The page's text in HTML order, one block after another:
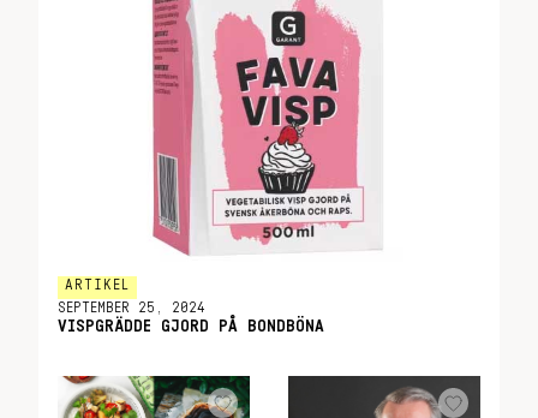
ARTIKEL
SEPTEMBER 25, 2024
VISPGRÄDDE GJORD PÅ BONDBÖNA